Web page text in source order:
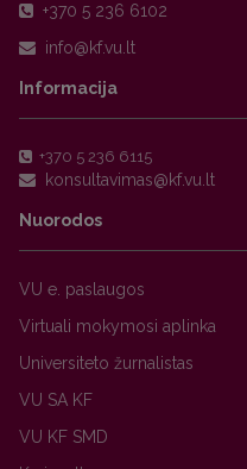
+370 5 236 6102
Informacija
+370 5 236 6115
Nuorodos
VU e. paslaugos
Virtuali mokymosi aplinka
Universiteto žurnalistas
VU SA KF
VU KF SMD